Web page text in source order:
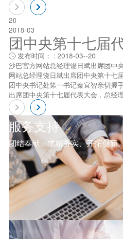
20
2018-03
团中央第十七届
发布时间： : 2018-03--20
沙巴官方网站总经理饶日斌出席团中
网站总经理饶日斌出席团中央第十七
团中央书记处笫一书记秦宜智亲切握
出席团中央第十七届代表大会，总经
服务支持
团结奉献、求精务实、开拓创新